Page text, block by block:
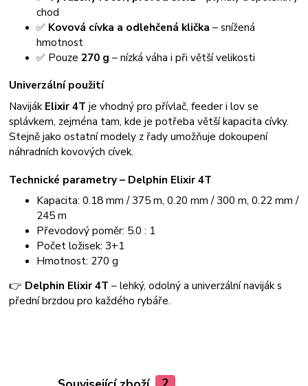
chod
✅ Kovová cívka a odlehčená klička – snížená
hmotnost
✅ Pouze270 g – nízká váha i při větší velikosti
Univerzální použití
NavijákElixir 4T je vhodný pro přívlač, feeder i lov se
splávkem, zejména tam, kde je potřeba větší kapacita cívky.
Stejně jako ostatní modely z řady umožňuje dokoupení
náhradních kovových cívek.
Technické parametry – Delphin Elixir 4T
Kapacita: 0.18 mm / 375 m, 0.20 mm / 300 m, 0.22 mm /
245 m
Převodový poměr: 5.0 : 1
Počet ložisek: 3+1
Hmotnost: 270 g
👉 Delphin Elixir 4T – lehký, odolný a univerzální naviják s
přední brzdou pro každého rybáře.